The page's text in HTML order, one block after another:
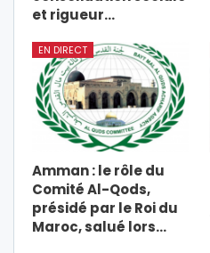
et rigueur…
EN DIRECT
Amman : le rôle du
Comité Al-Qods,
présidé par le Roi du
Maroc, salué lors…